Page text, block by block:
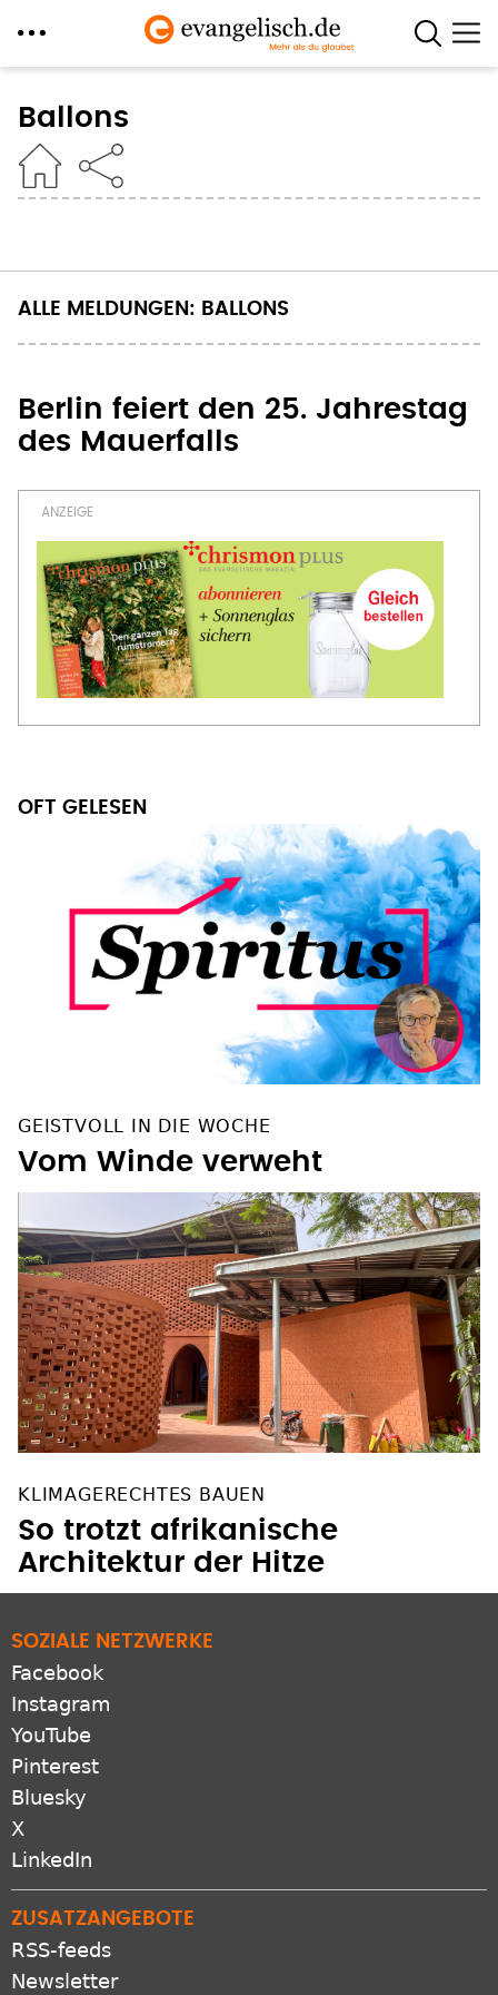
zum
Inhalt
Ballons
ALLE MELDUNGEN: BALLONS
Berlin feiert den 25. Jahrestag
des Mauerfalls
OFT GELESEN
GEISTVOLL IN DIE WOCHE
Vom Winde verweht
KLIMAGERECHTES BAUEN
So trotzt afrikanische
Architektur der Hitze
SOZIALE NETZWERKE
Facebook
Instagram
YouTube
Pinterest
Bluesky
X
LinkedIn
ZUSATZANGEBOTE
RSS-feeds
Newsletter